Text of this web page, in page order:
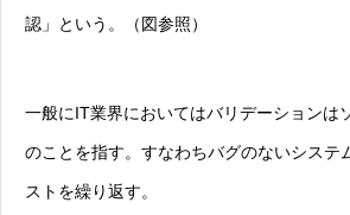
認」という。（図参照）
一般にIT業界においてはバリデーションは
のことを指す。すなわちバグのないシステ
ストを繰り返す。